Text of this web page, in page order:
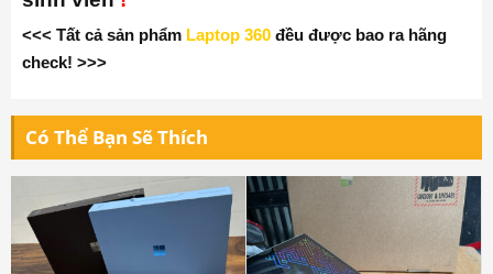
Có Thể Bạn Sẽ Thích